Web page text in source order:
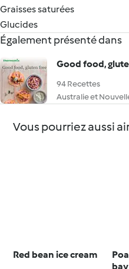
Graisses saturées
Glucides
Également présenté dans
Good food,
94 Recettes
Australie et
Vous pourriez aussi
Red bean ice cream